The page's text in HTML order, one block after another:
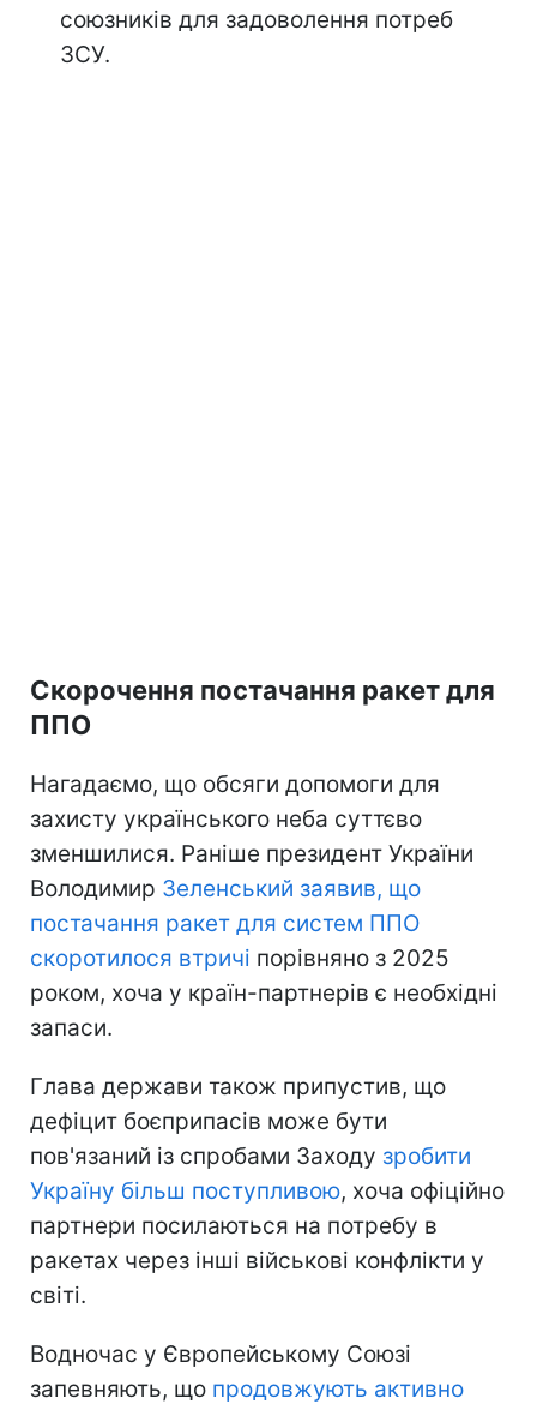
союзників для задоволення потреб
ЗСУ.
Скорочення постачання ракет для
ППО
Нагадаємо, що обсяги допомоги для
захисту українського неба суттєво
зменшилися. Раніше президент України
Володимир Зеленський заявив, що
постачання ракет для систем ППО
скоротилося втричі порівняно з 2025
роком, хоча у країн-партнерів є необхідні
запаси.
Глава держави також припустив, що
дефіцит боєприпасів може бути
пов'язаний із спробами Заходу зробити
Україну більш поступливою, хоча офіційно
партнери посилаються на потребу в
ракетах через інші військові конфлікти у
світі.
Водночас у Європейському Союзі
запевняють, що продовжують активно